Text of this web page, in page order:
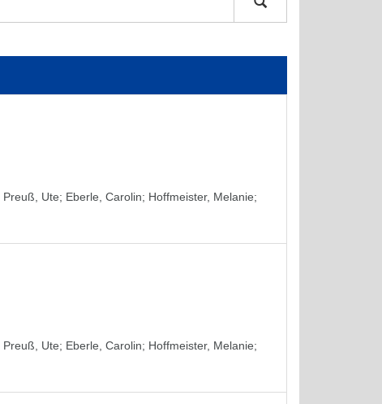
Preuß, Ute; Eberle, Carolin; Hoffmeister, Melanie;
Preuß, Ute; Eberle, Carolin; Hoffmeister, Melanie;